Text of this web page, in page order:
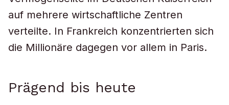
auf mehrere wirtschaftliche Zentren
verteilte. In Frankreich konzentrierten sich
die Millionäre dagegen vor allem in Paris.
Prägend bis heute